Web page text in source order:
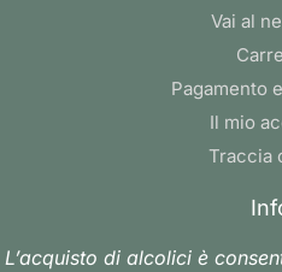
Vai al
Pagamento
Il mio
Traccia
L’acquisto di alcolici è